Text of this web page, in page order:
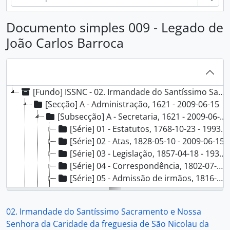
Documento simples 009 - Legado de
João Carlos Barroca
[Fundo] ISSNC - 02. Irmandade do Santíssimo Sacramento e Nossa Senhora da Caridade da freguesia de São Nicolau da cidade de Lisboa, 1621 - 2009-06-15
[Secção] A - Administração, 1621 - 2009-06-15
[Subsecção] A - Secretaria, 1621 - 2009-06-15
[Série] 01 - Estatutos, 1768-10-23 - 1993-11-03
[Série] 02 - Atas, 1828-05-10 - 2009-06-15
[Série] 03 - Legislação, 1857-04-18 - 1933-01-23
[Série] 04 - Correspondência, 1802-07-04 - 1969-07-25
[Série] 05 - Admissão de irmãos, 1816-08-03 - 1946-05-03
[Série] 06 - Patentes de irmãos, 1789-8-30-[19--]
[Série] 08 - Festividades e solenidades, 1831-11-05 - 1936-05-10
[Série] 09 - Inventários, [1640]-1928-1-14
02. Irmandade do Santíssimo Sacramento e Nossa
Senhora da Caridade da freguesia de São Nicolau da